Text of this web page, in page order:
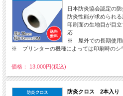
日本防炎協会認定の
防炎性能が求められ
印刷面の生地目が目
応
※ 屋外での長期使用
※ プリンターの機種によっては印刷時のシ
価格： 13,000円(税込)
防炎クロス 2本入り